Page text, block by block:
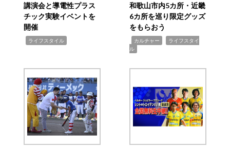
講演会と導電性プラス
チック実験イベントを
開催
ライフスタイル
和歌山市内5カ所・近畿
6カ所を巡り限定グッズ
をもらおう
カルチャー
ライフスタイ
ル